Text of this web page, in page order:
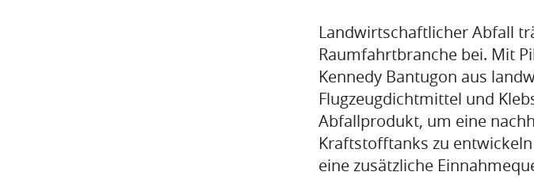
Landwirtschaftlicher Abfall
Raumfahrtbranche bei. Mit
Kennedy Bantugon aus
Flugzeugdichtmittel und
Abfallprodukt, um eine
Kraftstofftanks zu
eine zusätzliche